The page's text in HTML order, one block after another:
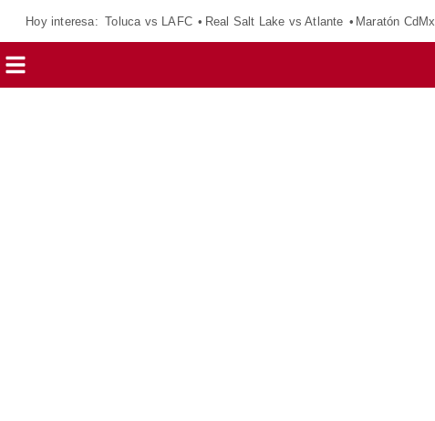
Hoy interesa: Toluca vs LAFC Real Salt Lake vs Atlante Maratón CdMx